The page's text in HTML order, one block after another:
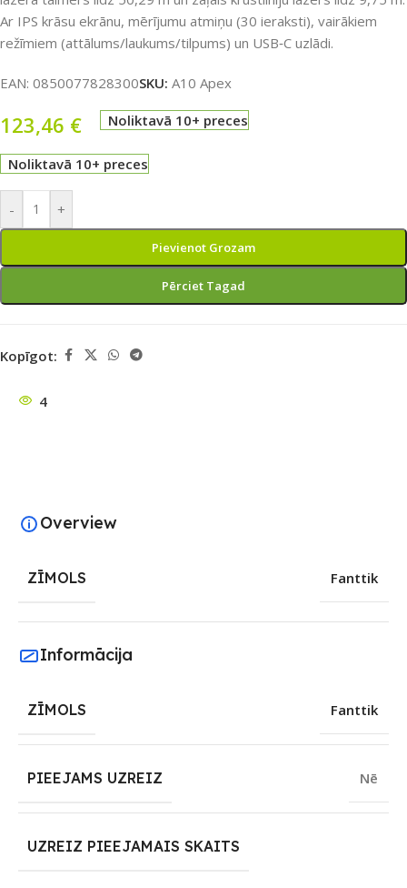
Ar IPS krāsu ekrānu, mērījumu atmiņu (30 ieraksti), vairākiem
režīmiem (attālums/laukums/tilpums) un USB‑C uzlādi.
EAN: 0850077828300SKU: A10 Apex
123,46 € Noliktavā 10+ preces
Noliktavā 10+ preces
- +
Pievienot Grozam
Pērciet Tagad
Kopīgot:
4
Overview
ZĪMOLS Fanttik
Informācija
ZĪMOLS Fanttik
PIEEJAMS UZREIZ Nē
UZREIZ PIEEJAMAIS SKAITS